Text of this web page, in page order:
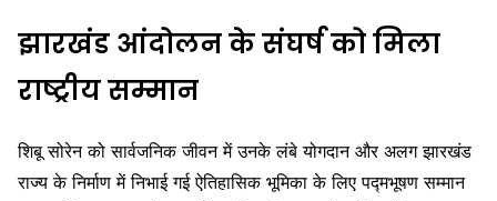
झारखंड आंदोलन के संघर्ष को मिला
राष्ट्रीय सम्मान
शिबू सोरेन को सार्वजनिक जीवन में उनके लंबे योगदान और अलग झारखंड
राज्य के निर्माण में निभाई गई ऐतिहासिक भूमिका के लिए पद्मभूषण सम्मान